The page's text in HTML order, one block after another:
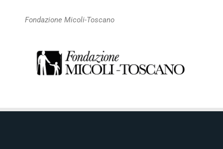
Fondazione Micoli-Toscano